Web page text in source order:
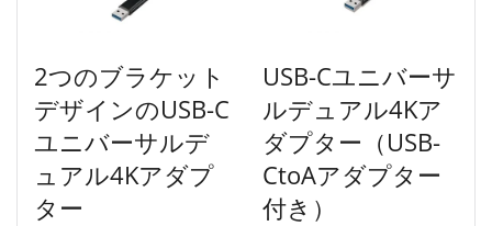
2つのブラケット
デザインのUSB-C
ユニバーサルデ
ュアル4Kアダプ
ター
USB-Cユニバーサ
ルデュアル4Kア
ダプター（USB-
CtoAアダプター
付き）